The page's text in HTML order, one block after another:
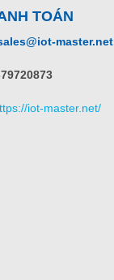
TOÁN
master.net
iot-master.net/